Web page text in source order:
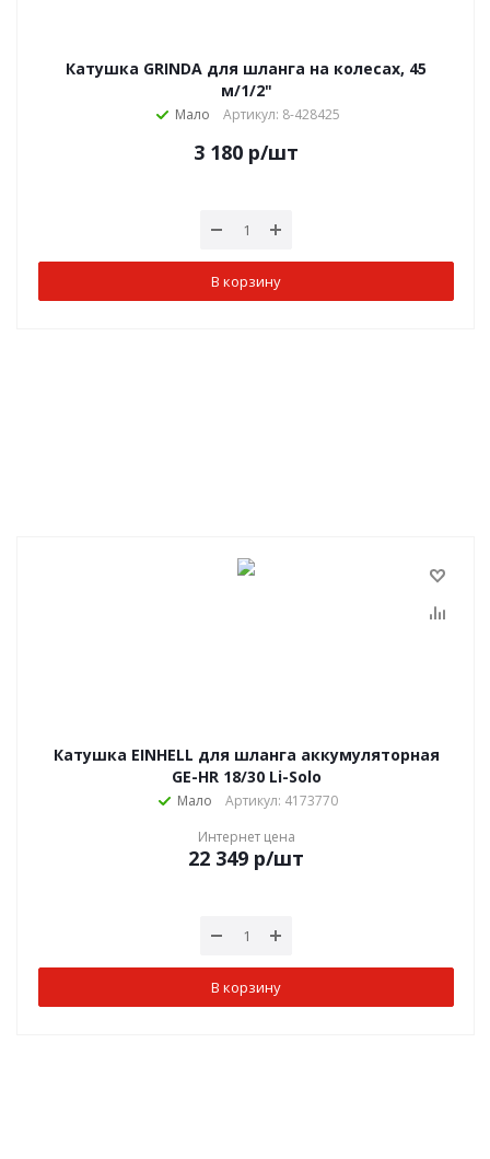
Катушка GRINDA для шланга на колесах, 45
м/1/2"
Мало Артикул: 8-428425
3 180 р/шт
В корзину
Катушка EINHELL для шланга аккумуляторная
GE-HR 18/30 Li-Solo
Мало
Артикул: 4173770
Интернет цена
22 349 р/шт
В корзину